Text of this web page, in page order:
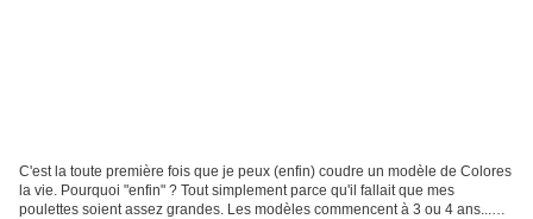
C'est la toute première fois que je peux (enfin) coudre un modèle de Colores
la vie. Pourquoi "enfin" ? Tout simplement parce qu'il fallait que mes
poulettes soient assez grandes. Les modèles commencent à 3 ou 4 ans...